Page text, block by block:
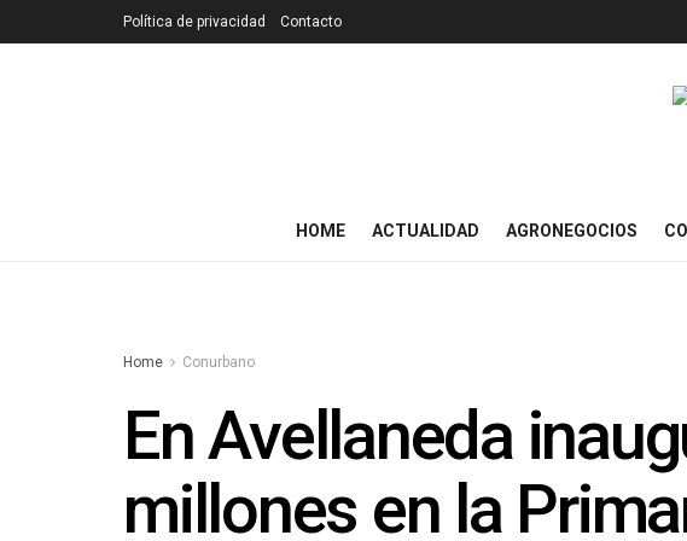
Política de privacidad Contacto
HOME ACTUALIDAD AGRONEGOCIOS
Home Conurbano
En Avellaneda
millones en la